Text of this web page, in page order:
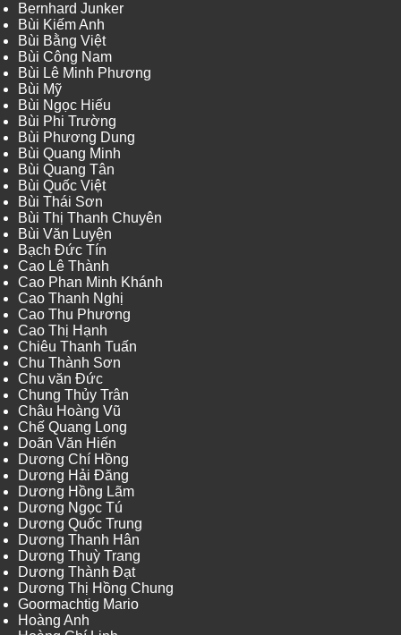
Bernhard Junker
Bùi Kiếm Anh
Bùi Bằng Việt
Bùi Công Nam
Bùi Lê Minh Phương
Bùi Mỹ
Bùi Ngọc Hiếu
Bùi Phi Trường
Bùi Phương Dung
Bùi Quang Minh
Bùi Quang Tân
Bùi Quốc Việt
Bùi Thái Sơn
Bùi Thị Thanh Chuyên
Bùi Văn Luyện
Bạch Đức Tín
Cao Lê Thành
Cao Phan Minh Khánh
Cao Thanh Nghị
Cao Thu Phương
Cao Thị Hạnh
Chiêu Thanh Tuấn
Chu Thành Sơn
Chu văn Đức
Chung Thủy Trân
Châu Hoàng Vũ
Chế Quang Long
Doãn Văn Hiến
Dương Chí Hồng
Dương Hải Đăng
Dương Hồng Lãm
Dương Ngọc Tú
Dương Quốc Trung
Dương Thanh Hân
Dương Thuỳ Trang
Dương Thành Đạt
Dương Thị Hồng Chung
Goormachtig Mario
Hoàng Anh